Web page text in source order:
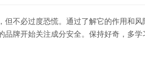
但不必过度恐慌。通过了解它的作用和
品牌开始关注成分安全。保持好奇，多学